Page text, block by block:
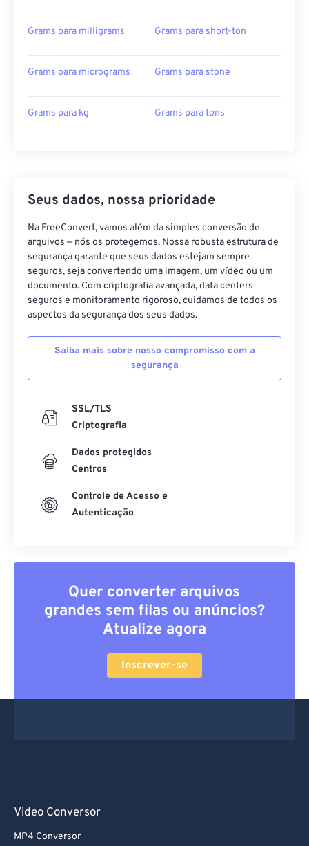
Grams para milligrams Grams para short-ton
Grams para micrograms Grams para stone
Grams para kg Grams para tons
Seus dados, nossa prioridade
Na FreeConvert, vamos além da simples conversão de
arquivos — nós os protegemos. Nossa robusta estrutura de
segurança garante que seus dados estejam sempre
seguros, seja convertendo uma imagem, um vídeo ou um
documento. Com criptografia avançada, data centers
seguros e monitoramento rigoroso, cuidamos de todos os
aspectos da segurança dos seus dados.
Saiba mais sobre nosso compromisso com a
segurança
SSL/TLS
Criptografia
Dados protegidos
Centros
Controle de Acesso e
Autenticação
Quer converter arquivos
grandes sem filas ou anúncios?
Atualize agora
Inscrever-se
Video Conversor
MP4 Conversor